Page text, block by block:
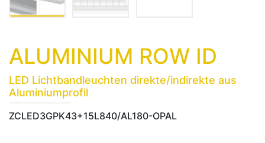
ALUMINIUM ROW ID
LED Lichtbandleuchten direkte/indirekte aus
Aluminiumprofil
ZCLED3GPK43+15L840/AL180-OPAL